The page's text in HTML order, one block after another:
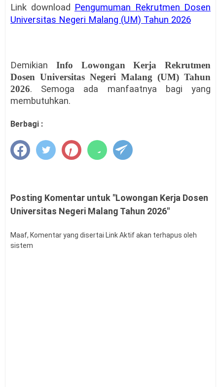
Link download Pengumuman Rekrutmen Dosen
Universitas Negeri Malang (UM) Tahun 2026
Demikian Info Lowongan Kerja Rekrutmen
Dosen Universitas Negeri Malang (UM) Tahun
2026. Semoga ada manfaatnya bagi yang
membutuhkan.
Berbagi :
Posting Komentar untuk "Lowongan Kerja Dosen
Universitas Negeri Malang Tahun 2026"
Maaf, Komentar yang disertai Link Aktif akan terhapus oleh
sistem